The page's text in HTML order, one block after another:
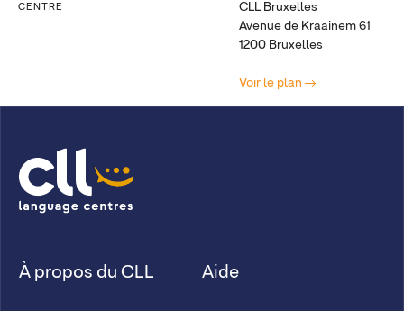
CENTRE
CLL Bruxelles
Avenue de Kraainem 61
1200 Bruxelles
Voir le plan
À propos du CLL Aide